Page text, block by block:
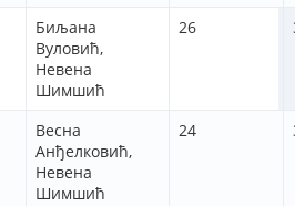
Биљана
Вуловић,
Невена
Шимшић
26
Весна
Анђелковић,
Невена
Шимшић
24